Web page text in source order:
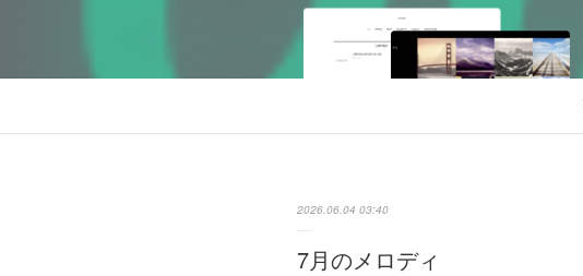
2026.06.04 03:40
7月のメロディ